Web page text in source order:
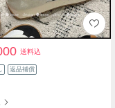
送料込
返品補償